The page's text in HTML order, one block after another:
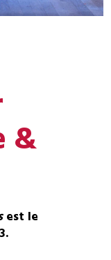
&
est le